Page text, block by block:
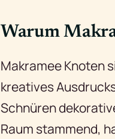
Warum
Makramee Knoten
kreatives
Schnüren
Raum stammend,